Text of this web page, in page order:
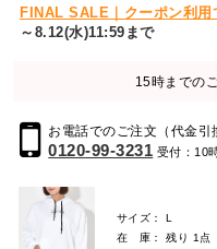
FINAL SALE｜クーポン利用
～8.12(水)11:59まで
15時までの
お電話でのご注文（代金引
0120-99-3231 受付：10
サイズ： L
在 庫： 残り 1点